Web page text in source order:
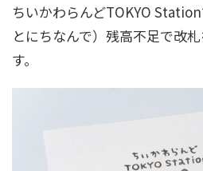
ちいかわらんどTOKYO
とにちなんで）残高不足で改
す。